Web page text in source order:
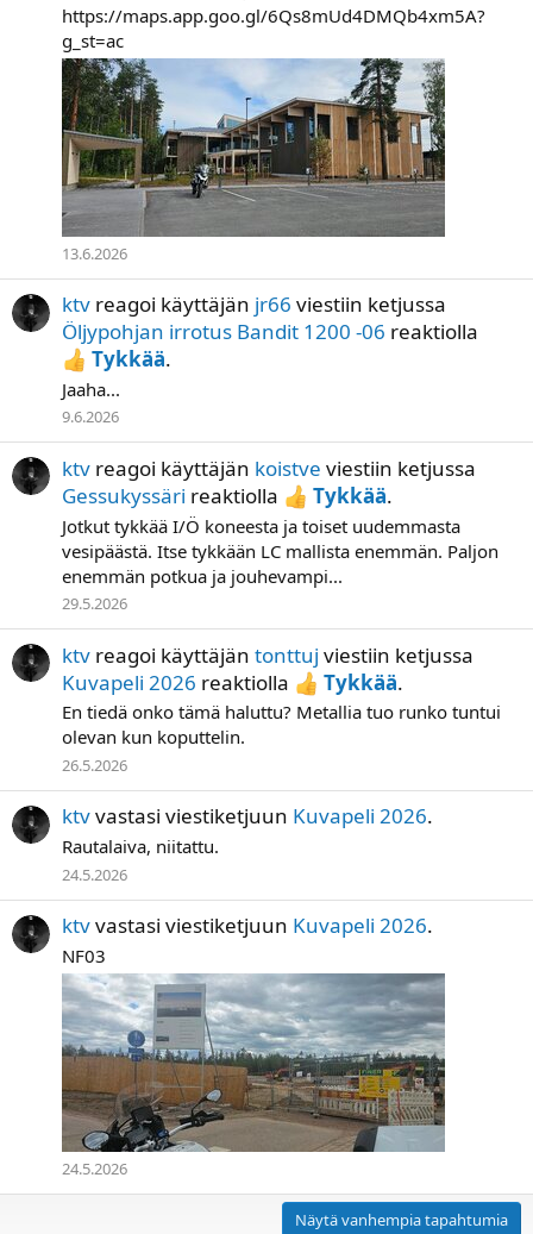
https://maps.app.goo.gl/6Qs8mUd4DMQb4xm5A?
g_st=ac
13.6.2026
ktv reagoi käyttäjän jr66 viestiin ketjussa
Öljypohjan irrotus Bandit 1200 -06 reaktiolla
Tykkää.
Jaaha...
9.6.2026
ktv reagoi käyttäjän koistve viestiin ketjussa
Gessukyssäri reaktiolla Tykkää.
Jotkut tykkää I/Ö koneesta ja toiset uudemmasta
vesipäästä. Itse tykkään LC mallista enemmän. Paljon
enemmän potkua ja jouhevampi...
29.5.2026
ktv reagoi käyttäjän tonttuj viestiin ketjussa
Kuvapeli 2026 reaktiolla Tykkää.
En tiedä onko tämä haluttu? Metallia tuo runko tuntui
olevan kun koputtelin.
26.5.2026
ktvvastasi viestiketjuun Kuvapeli 2026.
Rautalaiva, niitattu.
24.5.2026
ktvvastasi viestiketjuun Kuvapeli 2026.
NF03
24.5.2026
Näytä vanhempia tapahtumia